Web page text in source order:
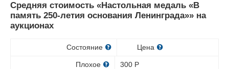
Средняя стоимость «Настольная медаль «В
память 250-летия основания Ленинграда»» на
аукционах
Состояние Цена
Плохое 300 Р